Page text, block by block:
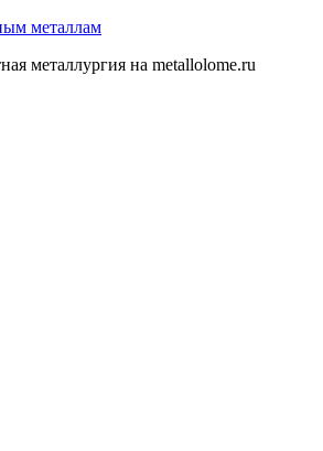
металлам
металлургия на metallolome.ru